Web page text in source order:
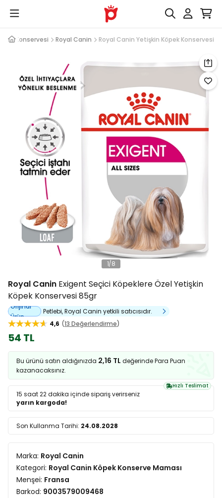
Konservesi Royal Canin Royal Canin Yetişkin Köpek Konservesi
1/8
Royal Canin Exigent Seçici Köpeklere Özel Yetişkin
Köpek Konservesi 85gr
Orijinal
Ürün
Petlebi, Royal Canin yetkili satıcısıdır.
4,6
13 Değerlendirme
54 TL
Bu ürünü satın aldığınızda 2,16 TL değerinde Para Puan
kazanacaksınız.
Hızlı Teslimat
15 saat 22 dakika içinde sipariş verirseniz
yarın kargoda!
Son Kullanma Tarihi: 24.08.2028
Marka: Royal Canin
Kategori: Royal Canin Köpek Konserve Maması
Menşei: Fransa
Barkod: 9003579009468